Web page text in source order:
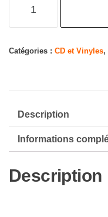
Philharmoniker
Die
Audio]
Catégories : CD et Vinyles,
Description
Informations
Description